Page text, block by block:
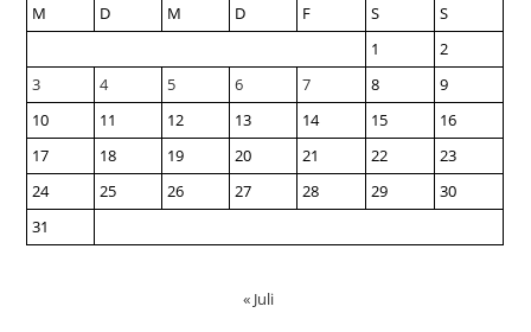
M
D M D F S
S
1
2
3
4 5 6 7 8
9
10
11 12 13 14 15
16
17
18 19 20 21 22
23
24
25 26 27 28 29
30
31
« Juli